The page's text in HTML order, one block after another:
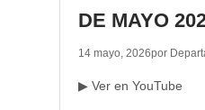
DE MAYO
14 mayo, 2026por
▶ Ver en YouTube